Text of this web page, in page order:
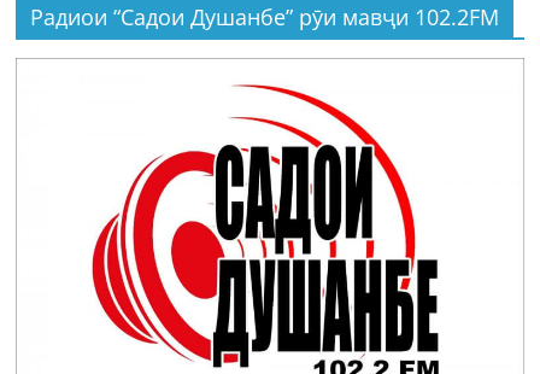
Радиои “Садои Душанбе” рӯи мавҷи 102.2FM